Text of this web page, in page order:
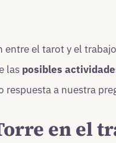
el tarot y el
las posibles
respuesta a nuestra
en el